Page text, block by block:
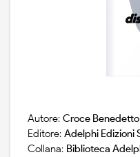
Autore: Croce Benedetto
Editore: Adelphi Edizioni
Collana: Biblioteca